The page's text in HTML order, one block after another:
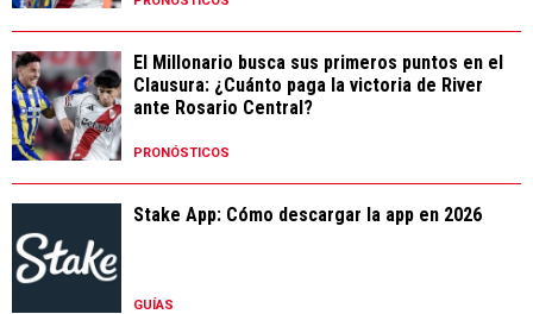
El Millonario busca sus primeros puntos en el
Clausura: ¿Cuánto paga la victoria de River
ante Rosario Central?
PRONÓSTICOS
Stake App: Cómo descargar la app en 2026
GUÍAS